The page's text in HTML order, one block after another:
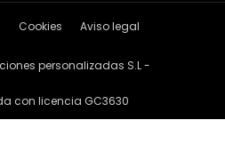
Cookies Aviso legal
personalizadas S.L -
con licencia GC3630